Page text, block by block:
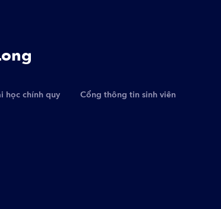
học chính quy
Cổng thông tin sinh viên